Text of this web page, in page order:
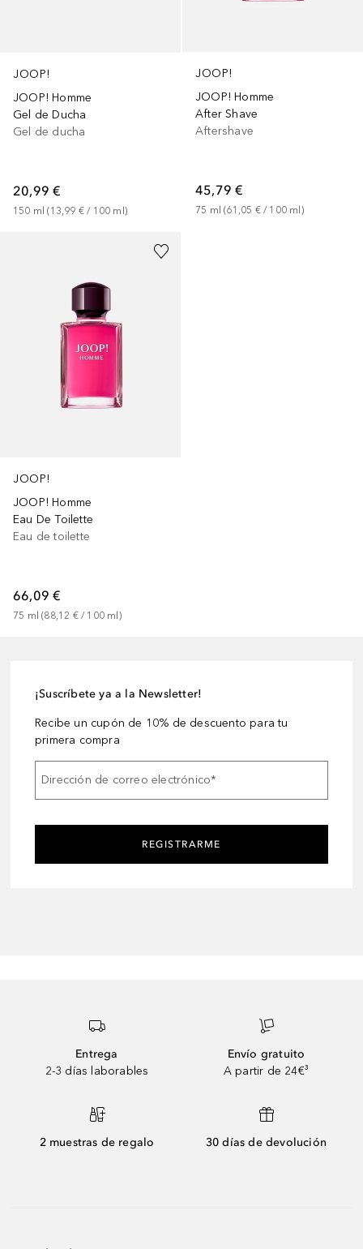
JOOP!
JOOP! Homme
Gel de Ducha
Gel de ducha
20,99 €
150 ml (13,99 € / 100 ml)
JOOP!
JOOP! Homme
After Shave
Aftershave
45,79 €
75 ml (61,05 € / 100 ml )
JOOP!
JOOP! Homme
Eau De Toilette
Eau de toilette
66,09 €
75 ml (88,12 € / 100 ml )
¡Suscríbete ya a la Newsletter!
Recibe un cupón de 10% de descuento para tu
primera compra
Dirección de correo electrónico*
REGISTRARME
Entrega
2-3 días laborables
Envío gratuito
A partir de 24€³
2 muestras de regalo 30 días de devolución